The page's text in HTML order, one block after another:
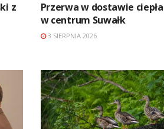
z
Przerwa w dostawie ciepła
w centrum Suwałk
3 SIERPNIA 2026